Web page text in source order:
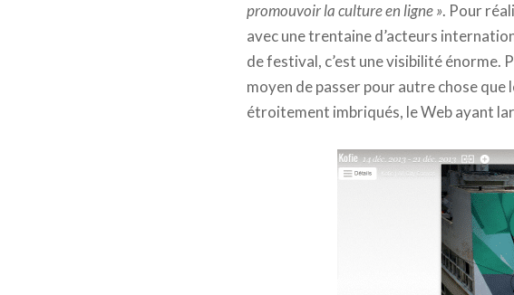
promouvoir la culture en ligne ». Pour
avec une trentaine d’acteurs
de festival, c’est une visibilité énorme.
moyen de passer pour autre chose
étroitement imbriqués, le Web ayant